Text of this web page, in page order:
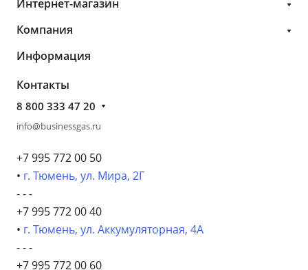
Интернет-магазин
Компания
Информация
Контакты
8 800 333 47 20
info@businessgas.ru
+7 995 772 00 50
• г. Тюмень, ул. Мира, 2Г
- - -
+7 995 772 00 40
• г. Тюмень, ул. Аккумуляторная, 4А
- - -
+7 995 772 00 60